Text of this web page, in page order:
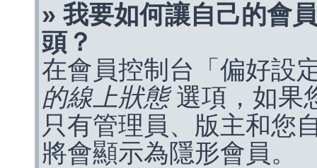
» 我要如何讓自己的會
頭？
在會員控制台「偏好設
的線上狀態選項，如果
只有管理員、版主和您
將會顯示為隱形會員。